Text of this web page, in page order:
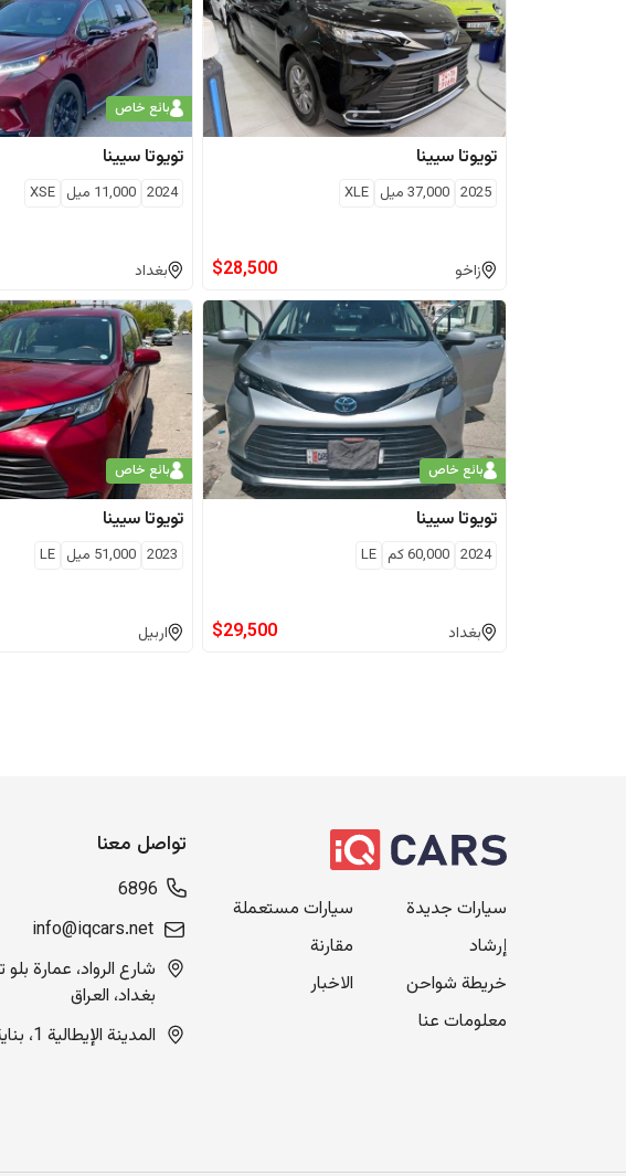
تويوتا سيينا
2025
37,000 ميل XLE
زاخو $28,500
بائع خاص
تويوتا سيينا
2024
11,000 ميل XSE
بغداد
بائع خاص
تويوتا سيينا
2024
60,000كم LE
بغداد $29,500
بائع خاص
تويوتا سيينا
2023
51,000 ميل LE
اربيل
سيارات جديدة
سيارات مستعملة
إرشاد
مقارنة
خريطة شواحن
الاخبار
معلومات عنا
تواصل معنا
6896
info@iqcars.net
بغداد، العراق
المدينة الإيطالية 1، بناية 130، أربيل، العراق